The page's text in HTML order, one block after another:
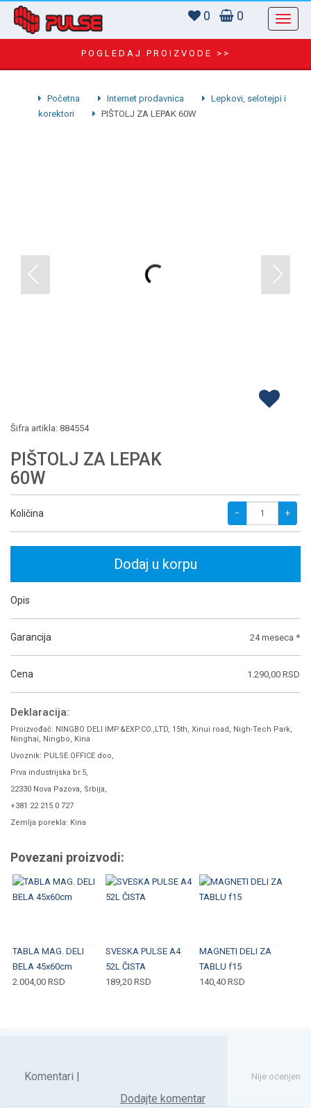
0 0
POGLEDAJ PROIZVODE >>
Početna Internet prodavnica
Lepkovi, selotejpi i
korektori
PIŠTOLJ ZA LEPAK 60W
Šifra artikla: 884554
PIŠTOLJ ZA LEPAK
60W
Količina − +
Dodaj u korpu
Opis
Garancija 24 meseca *
Cena 1.290,00 RSD
Deklaracija:
Proizvođač: NINGBO DELI IMP.&EXP.CO.,LTD, 15th, Xinui road, Nigh-Tech Park,
Ninghai, Ningbo, Kina
Uvoznik: PULSE OFFICE doo,
Prva industrijska br.5,
22330 Nova Pazova, Srbija,
+381 22 215 0 727
Zemlja porekla: Kina
Povezani proizvodi:
TABLA MAG. DELI
BELA 45x60cm
2.004,00 RSD
SVESKA PULSE A4
52L ČISTA
189,20RSD
MAGNETI DELI ZA
TABLU f15
140,40 RSD
Nije ocenjen
Komentari |
Dodajte komentar